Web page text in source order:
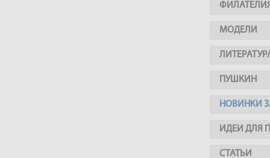
МОДЕЛИ
ПУШКИН
НОВИНКИ
ИДЕИ ДЛЯ
СТАТЬИ